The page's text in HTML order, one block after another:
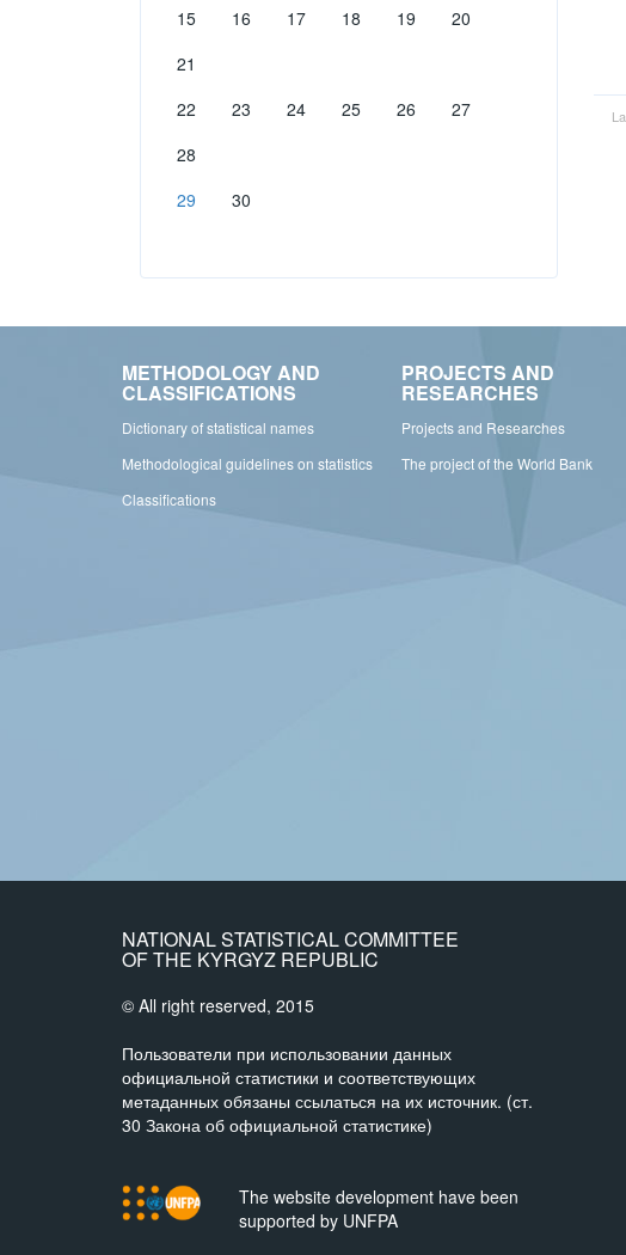
15
16 17 18 19
20
21
22
23 24 25 26
27
28
29
30
METHODOLOGY AND
CLASSIFICATIONS
Dictionary of statistical names
Methodological guidelines on statistics
Classifications
PROJECTS AND
RESEARCHES
Projects and Researches
The project of the World Bank
NATIONAL STATISTICAL COMMITTEE
OF THE KYRGYZ REPUBLIC
© All right reserved, 2015
Пользователи при использовании данных
официальной статистики и соответствующих
метаданных обязаны ссылаться на их источник. (ст.
30 Закона об официальной статистике)
The website development have been
supported by UNFPA